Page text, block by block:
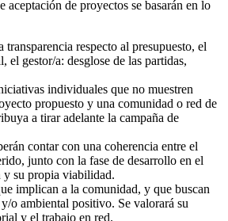
aceptación de proyectos se basarán en lo
transparencia respecto al presupuesto, el
el gestor/a: desglose de las partidas,
individuales que no muestren
propuesto y una comunidad o red de
a tirar adelante la campaña de
contar con una coherencia entre el
junto con la fase de desarrollo en el
y su propia viabilidad.
implican a la comunidad, y que buscan
o ambiental positivo. Se valorará su
y el trabajo en red.